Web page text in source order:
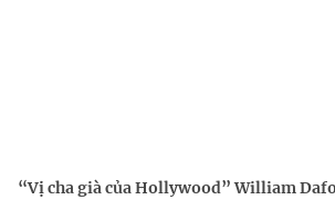
“Vị cha già của Hollywood” William